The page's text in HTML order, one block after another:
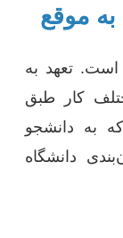
موقع
است. تعهد به
کار طبق
به دانشجو
دانشگاه